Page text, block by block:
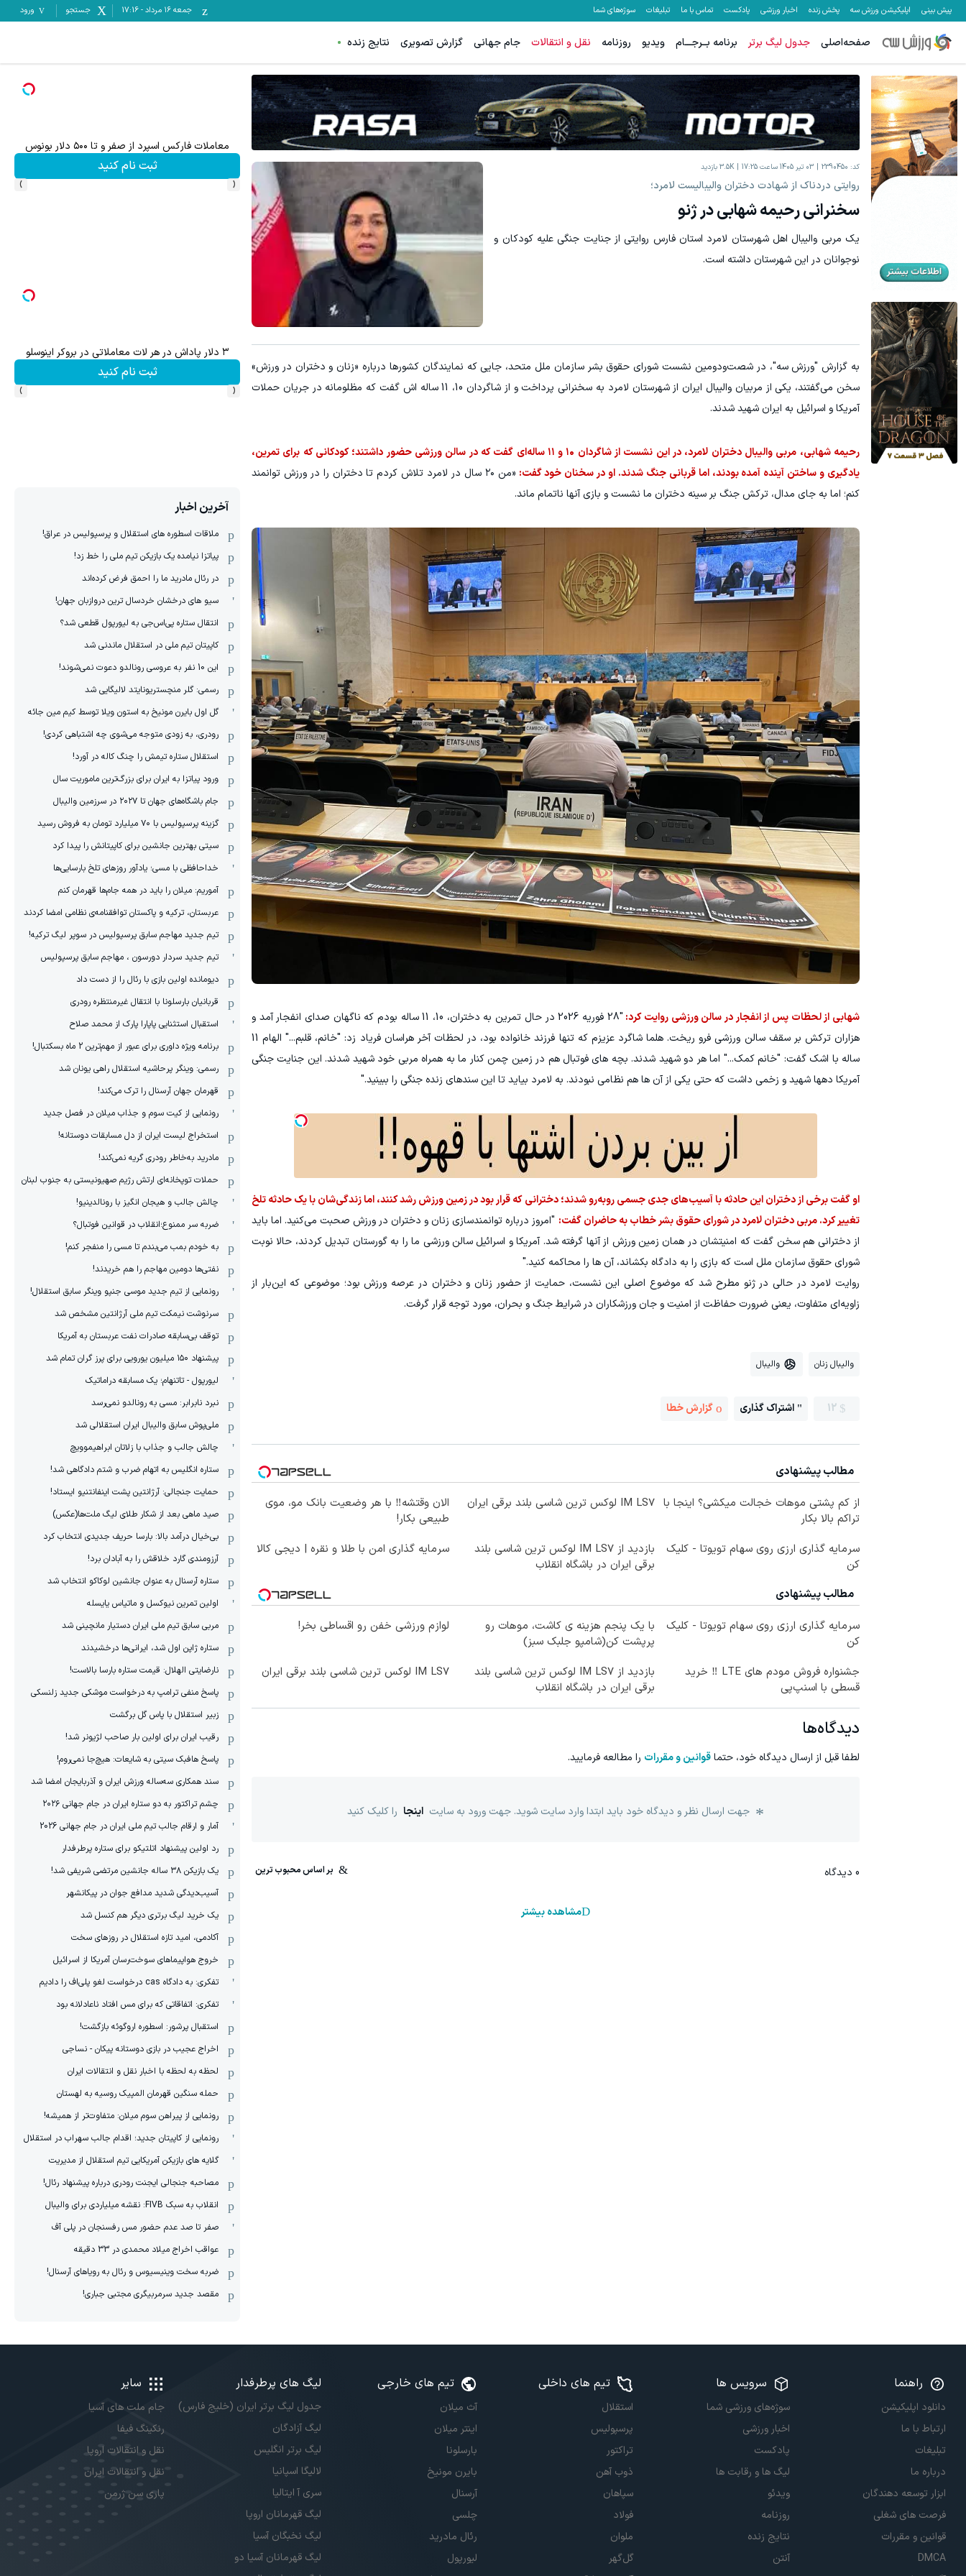
پیش بینی اپلیکیشن ورزش سه پخش زنده اخبار ورزشی پادکست تماس با ما تبلیغات سوژه‌های شما جمعه ۱۶ مرداد -
17:16 جستجو ورود
صفحه‌اصلی جدول لیگ برتر برنامه بــرجـــام ویدیو روزنامه نقل و انتقالات جام جهانی گزارش تصویری نتایج زنده
کد: 2390450 03 تیر 1405 ساعت 17:25 3.5K بازدید
روایتی دردناک از شهادت دختران والیبالیست لامرد؛
سخنرانی رحیمه شهابی در ژنو
یک مربی والیبال اهل شهرستان لامرد استان فارس روایتی از جنایت جنگی علیه کودکان و
نوجوانان در این شهرستان داشته است.
به گزارش "ورزش سه"، در شصت‌ودومین نشست شورای حقوق بشر سازمان ملل متحد، جایی که نمایندگان کشور‌ها درباره «زنان و دختران در ورزش»
سخن می‌گفتند، یکی از مربیان والیبال ایران از شهرستان لامرد به سخنرانی پرداخت و از شاگردان 10، 11 ساله اش گفت که مظلومانه در جریان حملات
آمریکا و اسرائیل به ایران شهید شدند.
رحیمه شهابی، مربی والیبال دختران لامرد، در این نشست از شاگردان ۱۰ و ۱۱ ساله‌ای گفت که در سالن ورزشی حضور داشتند؛ کودکانی که برای تمرین،
یادگیری و ساختن آینده آمده بودند، اما قربانی جنگ شدند. او در سخنان خود گفت:
«من ۲۰ سال در لامرد تلاش کردم تا دختران را در ورزش توانمند
کنم؛ اما به جای مدال، ترکش جنگ بر سینه دختران ما نشست و بازی آنها ناتمام ماند.
شهابی از لحظات پس از انفجار در سالن ورزشی روایت کرد:
"28 فوریه 2026 در حال تمرین به دختران، 10، 11 ساله بودم که ناگهان صدای انفجار آمد و
هزاران ترکش بر سقف سالن ورزشی فرو ریخت. هلما شاگرد عزیزم که تنها فرزند خانواده بود، در لحظات آخر هراسان فریاد زد: "خانم، قلبم..." الهام 11
ساله با اشک گفت: "خانم کمک..." اما هر دو شهید شدند. بچه های فوتبال هم در زمین چمن کنار ما به همراه مربی خود شهید شدند. این جنایت جنگی
آمریکا دهها شهید و زخمی داشت که حتی یکی از آن ها هم نظامی نبودند. به لامرد بیاید تا این سندهای زنده جنگی را ببینید."
او گفت برخی از دختران این حادثه با آسیب‌های جدی جسمی روبه‌رو شدند؛ دخترانی که قرار بود در زمین ورزش رشد کنند، اما زندگی‌شان با یک حادثه تلخ
تغییر کرد. مربی دختران لامرد در شورای حقوق بشر خطاب به حاضران گفت: "امروز درباره توانمندسازی زنان و دختران در ورزش صحبت می‌کنید. اما باید
از دخترانی هم سخن گفت که امنیتشان در همان زمین ورزش از آنها گرفته شد. آمریکا و اسرائیل سالن ورزشی ما را به گورستان تبدیل کردند، حالا نوبت
شورای حقوق سازمان ملل است که بازی را به دادگاه بکشاند، آن ها را محاکمه کنید."
روایت لامرد در حالی در ژنو مطرح شد که موضوع اصلی این نشست، حمایت از حضور زنان و دختران در عرصه ورزش بود؛ موضوعی که این‌بار از
زاویه‌ای متفاوت، یعنی ضرورت حفاظت از امنیت و جان ورزشکاران در شرایط جنگ و بحران، مورد توجه قرار گرفت.
والیبال زنان والیبال
12 اشتراک گذاری گزارش خطا
مطالب پیشنهادی
از کم پشتی موهات خجالت میکشی؟ اینجا با
تراکم بالا بکار
IM LS7 لوکس ترین شاسی بلند برقی ایران
الان وقتشه‼️ با هر وضعیت بانک مو، موی
طبیعی بکار!
سرمایه گذاری ارزی روی سهام تویوتا - کلیک
کن
بازدید از IM LS7 لوکس ترین شاسی بلند
برقی ایران در باشگاه انقلاب
سرمایه گذاری امن با طلا و نقره | دیجی کالا
مطالب پیشنهادی
سرمایه گذاری ارزی روی سهام تویوتا - کلیک
کن
با یک پنجم هزینه ی کاشت، موهات رو
پرپشت کن(شامپو جلبک سبز)
لوازم ورزشی خفن رو اقساطی بخر!
جشنواره فروش مودم های LTE ‼️ خرید
قسطی با اسنپ‌پی
بازدید از IM LS7 لوکس ترین شاسی بلند
برقی ایران در باشگاه انقلاب
IM LS7 لوکس ترین شاسی بلند برقی ایران
دیدگاه‌ها
لطفا قبل از ارسال دیدگاه خود، حتماقوانین و مقررات را مطالعه فرمایید.
جهت ارسال نظر و دیدگاه خود باید ابتدا وارد سایت شوید. جهت ورود به سایت اینجا را کلیک کنید
0 دیدگاه
مشاهده بیشتر
معاملات فارکس اسپرد از صفر و تا ۵۰۰ دلار بونوس
ثبت نام کنید
‹
›
۳ دلار پاداش در هر لات معاملاتی در بروکر اینوسلو
ثبت نام کنید
‹
›
آخرین اخبار
ملاقات اسطوره های استقلال و پرسپولیس در عراق!
پیاتزا نیامده یک بازیکن تیم ملی را خط زد!
در رئال مادرید ما را احمق فرض کرده‌اند
سیو های درخشان خردسال ترین دروازبان جهان!
انتقال ستاره پی‌اس‌جی به لیورپول قطعی شد؟
کاپیتان تیم ملی در استقلال ماندنی شد
این 10 نفر به عروسی رونالدو دعوت نمی‌شوند!
رسمی: گلر منچستریونایتد لالیگایی شد
گل اول بایرن مونیخ به استون ویلا توسط کیم مین جائه
رودری، به زودی متوجه می‌شوی چه اشتباهی کردی!
استقلال ستاره تیمش را چنگ کاله در آورد!
ورود پیاتزا به ایران برای بزرگ‌ترین ماموریت سال
جام باشگاه‌های جهان تا ۲۰۲۷ در سرزمین والیبال
گزینه پرسپولیس با ۷۰ میلیارد تومان به فروش رسید
سیتی بهترین جانشین برای کاپیتانش را پیدا کرد
خداحافظی با مسی؛ یادآور روزهای تلخ بارسایی‌ها
آموریم: میلان را باید در همه جام‌ها قهرمان کنم
عربستان، ترکیه و پاکستان توافقنامه‌ی نظامی امضا کردند
تیم جدید مهاجم سابق پرسپولیس در سوپر لیگ ترکیه!
تیم جدید سردار دورسون ، مهاجم سابق پرسپولیس
دیومانده اولین بازی با رئال را از دست داد
قربانیان بارسلونا با انتقال غیرمنتظره رودری
استقبال استثنایی پاپارا پارک از محمد صلاح
برنامه ویژه داوری برای عبور از مهم‌ترین 2 ماه بسکتبال!
رسمی: وینگر پرحاشیه استقلال راهی یونان شد
قهرمان جهان آرسنال را ترک می‌کند!
رونمایی از کیت سوم و جذاب میلان در فصل جدید
استخراج لیست ایران از دل مسابقات دوستانه!
مادرید به‌خاطر رودری گریه نمی‌کند!
حملات توپخانه‌ای ارتش رژیم صهیونیستی به جنوب لبنان
چالش جالب و هیجان انگیز با رونالدینیو!
ضربه سر ممنوع؛انقلاب در قوانین فوتبال؟
به خودم بمب می‌بندم تا مسی را منفجر کنم!
نفتی‌ها دومین مهاجم را هم خریدند!
رونمایی از تیم جدید موسی جنپو وینگر سابق استقلال!
سرنوشت نیمکت تیم ملی آرژانتین مشخص شد
توقف بی‌سابقه صادرات نفت عربستان به آمریکا
پیشنهاد ۱۵۰ میلیون یورویی برای پرز گران تمام شد
لیورپول - تاتنهام؛ یک مسابقه دراماتیک
نبرد نابرابر: مسی به رونالدو نمی‌رسد
ملی‌پوش سابق والیبال ایران استقلالی شد
چالش جالب و جذاب با زلاتان ابراهیموویچ
ستاره انگلیس به اتهام ضرب و شتم دادگاهی شد!
حمایت جنجالی: آرژانتین پشت اینفانتنیو ایستاد!
صید ماهی بعد از شکار طلای لیگ ملت‌ها(عکس)
بی‌خیال درآمد بالا: بارسا حریف جدیدی انتخاب کرد
آرزومندی گارد خلاقش را به آبادان برد!
ستاره آرسنال به عنوان جانشین لوکاکو انتخاب شد
اولین تمرین نیوکسل و ماتیاس یایسله
مربی سابق تیم ملی ایران دستیار مانچینی شد
ستاره ژاپن اول شد، ایرانی‌ها درخشیدند
نارضایتی الهلال: قیمت ستاره بارسا بالاست!
پاسخ منفی ترامپ به درخواست موشکی جدید زلنسکی
زبیر استقلال با پاس گل برگشت
رقیب ایران برای اولین بار صاحب لژیونر شد!
پاسخ هافبک سیتی به شایعات: هیچ‌جا نمی‌روم!
سند همکاری سه‌ساله‌ ‌ورزش ایران و آذربایجان امضا شد
چشم تراکتور به دو ستاره ایران در جام جهانی ۲۰۲۶
آمار و ارقام جالب تیم ملی ایران در جام جهانی 2026
رد اولین پیشنهاد اتلتیکو برای ستاره پرطرفدار
یک بازیکن ۳۸ ساله جانشین مرتضی شریفی شد!
آسیب‌دیدگی شدید مدافع جوان در پیکانشهر
یک خرید لیگ برتری دیگر هم کنسل شد
آکادمی، امید تازه استقلال در روزهای سخت
خروج هواپیماهای سوخت‌رسان آمریکا از اسرائیل
تفکری: به دادگاه cas درخواست لغو پلی‌اف را دادیم
تفکری: اتفاقاتی که برای مس افتاد ناعادلانه بود
استقبال پرشور: اسطوره اروگوئه بازگشت!
اخراج عجیب در بازی دوستانه پیکان - نساجی
لحظه به لحظه با اخبار نقل و انتقالات ایران
حمله سنگین قهرمان المپیک روسیه به لهستان
رونمایی از پیراهن سوم میلان: متفاوت‌تر از همیشه!
رونمایی از کاپیتان جدید؛ اقدام جالب سهراب در استقلال
گلایه های بازیکن آمریکایی تیم استقلال از مدیریت
مصاحبه جنجالی ایجنت رودری درباره پیشنهاد رئال!
انقلاب به سبک FIVB: نقشه میلیاردی برای والیبال
صفر تا صد عدم حضور مس رفسنجان در پلی آف
عواقب اخراج میلاد محمدی در 33 دقیقه
ضربه سخت وینیسیوس و رئال به رویاهای آرسنال!
مقصد جدید سرمربیگری مجتبی جباری!
راهنما
دانلود اپلیکیشن
ارتباط با ما
تبلیغات
درباره ما
ابزار توسعه دهندگان
فرصت های شغلی
قوانین و مقررات
DMCA
سرویس ها
سوژه‌های ورزشی شما
اخبار ورزشی
پادکست
لیگ ها و رقابت ها
ویدئو
روزنامه
نتایج زنده
آنتن
تیم های داخلی
استقلال
پرسپولیس
تراکتور
ذوب آهن
سپاهان
فولاد
ملوان
گل‌گهر
تیم های خارجی
آث میلان
اینتر میلان
بارسلونا
بایرن مونیخ
آرسنال
چلسی
رئال مادرید
لیورپول
لیگ های پرطرفدار
جدول لیگ برتر ایران (خلیج فارس)
لیگ آزادگان
لیگ برتر انگلیس
لالیگا اسپانیا
سری آ ایتالیا
لیگ قهرمانان اروپا
لیگ نخبگان آسیا
لیگ قهرمانان آسیا دو
سایر
جام ملت های آسیا
رنکینگ فیفا
نقل و انتقالات اروپا
نقل و انتقالات ایران
پاری سن ژرمن